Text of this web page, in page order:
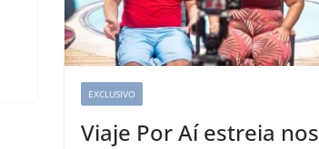
EXCLUSIVO
Viaje Por Aí estreia nos